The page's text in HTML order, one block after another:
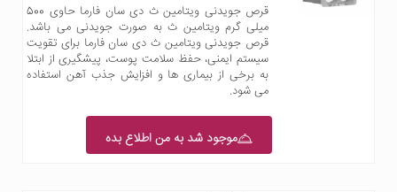
قرص جویدنی ویتامین ث دی سان فارما حاوی 500
میلی گرم ویتامین ث به صورت جویدنی می باشد.
قرص جویدنی ویتامین ث دی سان فارما برای تقویت
سیستم ایمنی، حفظ سلامت پوست، پیشگیری از ابتلا
به برخی از بیماری ها و افزایش جذب آهن استفاده
می شود.
موجود شد به من اطلاع بده